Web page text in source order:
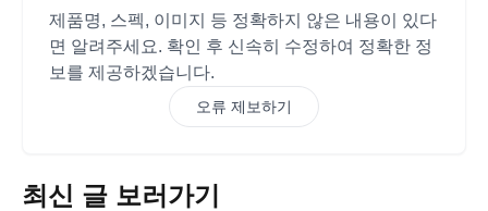
제품명, 스펙, 이미지 등 정확하지 않은 내용이 있다
면 알려주세요. 확인 후 신속히 수정하여 정확한 정
보를 제공하겠습니다.
오류 제보하기
최신 글 보러가기